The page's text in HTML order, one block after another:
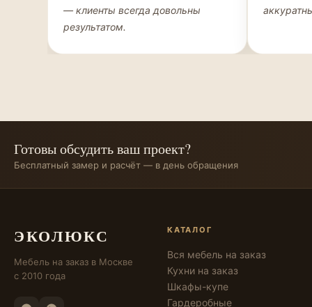
— клиенты всегда довольны
результатом.
Готовы обсудить ваш проект?
Бесплатный замер и расчёт — в день обращения
ЭКОЛЮКС
Мебель на заказ в Москве
с 2010 года
КАТАЛОГ
Вся мебель на заказ
Кухни на заказ
Шкафы-купе
Гардеробные